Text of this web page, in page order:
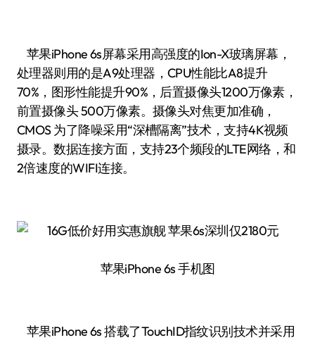
苹果iPhone 6s屏幕采用高强度的Ion-X玻璃屏幕，
处理器则用的是A9处理器，CPU性能比A8提升
70%，图形性能提升90%，后置摄像头1200万像素，
前置摄像头 500万像素。摄像头对焦更加准确，
CMOS 为了降噪采用“深槽隔离”技术，支持4K视频
摄录。数据连接方面，支持23个频段的LTE网络，和
2倍速度的WIFI连接。
苹果iPhone 6s 手机图
苹果iPhone 6s 搭载了TouchID指纹识别技术并采用